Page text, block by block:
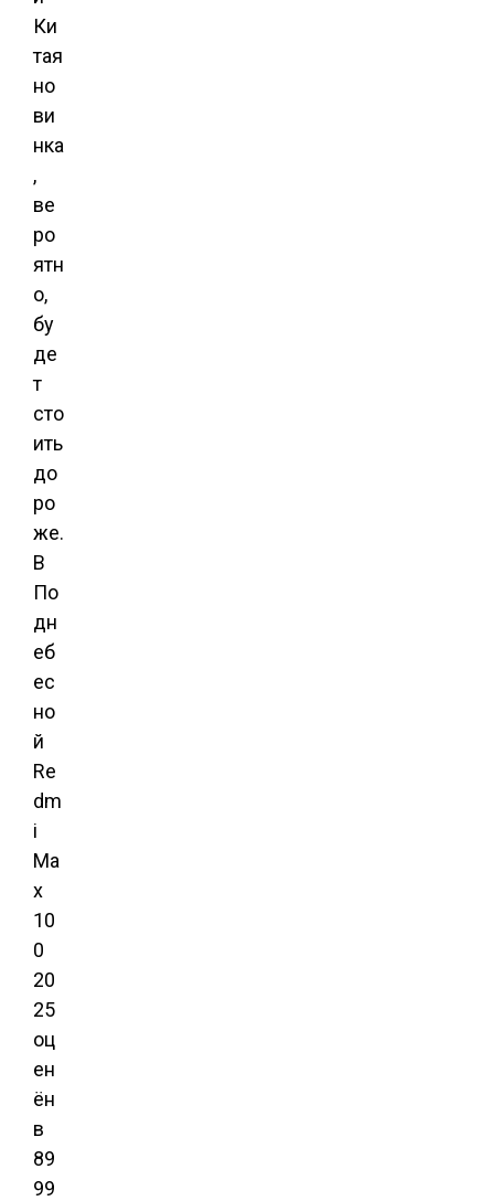
Ки
тая
но
ви
нка
,
ве
ро
ятн
о,
бу
де
т
сто
ить
до
ро
же.
В
По
дн
еб
ес
но
й
Re
dm
i
Ma
x
10
0
20
25
оц
ен
ён
в
89
99